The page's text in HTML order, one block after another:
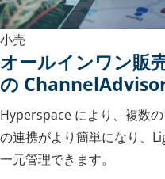
小売
オールインワン販
の
Hyperspace により、複数
の連携がより簡単になり、
一元管理できます。